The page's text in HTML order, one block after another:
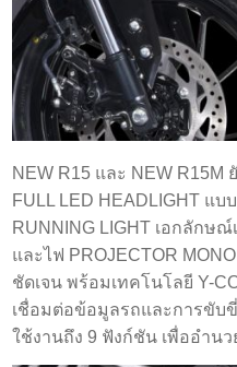
NEW R15 และ NEW
FULL LED HEADLIGHT แบ
RUNNING LIGHT เอกลักษ
และไฟ PROJECTOR
ชัดเจน พร้อมเทคโนโลยี Y-
เชื่อมต่อข้อมูลรถและการขับ
ใช้งานถึง 9 ฟังก์ชัน เพื่ออำน